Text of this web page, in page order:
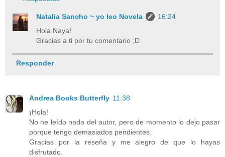
Natalia Sancho ~ yo leo Novela
16:24
Hola Naya!
Gracias a ti por tu comentario ;D
Responder
Andrea Books Butterfly 11:38
¡Hola!
No he leído nada del autor, pero de momento lo dejo pasar
porque tengo demasiados pendientes.
Gracias por la reseña y me alegro de que lo hayas
disfrutado.